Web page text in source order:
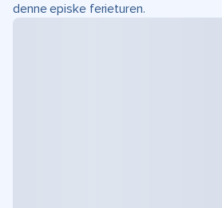
denne episke ferieturen.